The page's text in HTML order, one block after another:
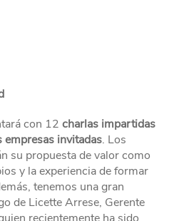
con 12 charlas impartidas
empresas invitadas. Los
su propuesta de valor como
y la experiencia de formar
tenemos una gran
de Licette Arrese, Gerente